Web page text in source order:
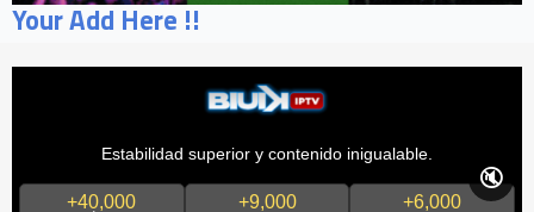
Your Add Here !!
Estabilidad superior y contenido inigualable.
+40,000 +9,000 +6,000
🔇